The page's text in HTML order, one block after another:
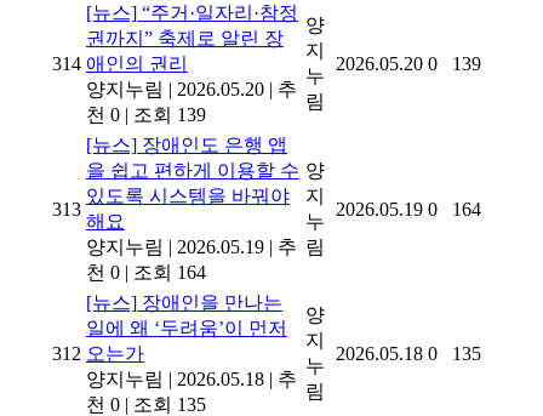
314
[뉴스] “주거·일자리·참정
권까지” 축제로 알린 장
애인의 권리
양지누림 | 2026.05.20 | 추
천 0 | 조회 139
양
지
누
림
2026.05.20 0 139
313
[뉴스] 장애인도 은행 앱
을 쉽고 편하게 이용할 수
있도록 시스템을 바꿔야
해요
양지누림 | 2026.05.19 | 추
천 0 | 조회 164
양
지
누
림
2026.05.19 0 164
312
[뉴스] 장애인을 만나는
일에 왜 ‘두려움’이 먼저
오는가
양지누림 | 2026.05.18 | 추
천 0 | 조회 135
양
지
누
림
2026.05.18 0 135